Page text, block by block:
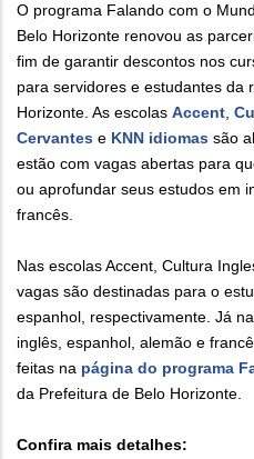
O programa Falando com o
Belo Horizonte renovou as
fim de garantir descontos nos
para servidores e estudantes da
Horizonte. As escolas Accent,
Cervantes e KNN idiomas são
estão com vagas abertas para
ou aprofundar seus estudos em
francês.
Nas escolas Accent, Cultura
vagas são destinadas para o
espanhol, respectivamente. Já
inglês, espanhol, alemão e
feitas na página do programa
da Prefeitura de Belo Horizonte.
Confira mais detalhes: